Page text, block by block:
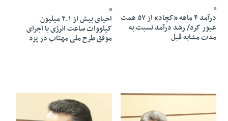
درآمد ۴ ماهه «کچاد» از ۵۷ همت
عبور کرد/ رشد درآمد نسبت به
مدت مشابه قبل
احیای بیش از ۲.۱ میلیون
کیلووات ساعت انرژی با اجرای
موفق طرح ملی مهتاب در یزد